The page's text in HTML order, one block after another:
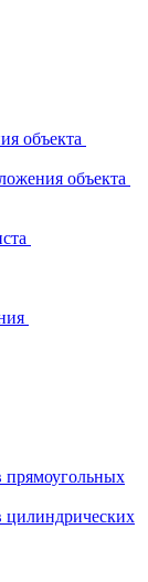
объекта
объекта
прямоугольных
цилиндрических